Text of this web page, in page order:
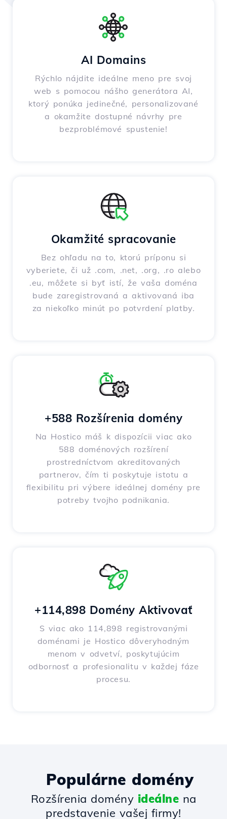
AI Domains
Rýchlo nájdite ideálne meno pre svoj
web s pomocou nášho generátora AI,
ktorý ponúka jedinečné, personalizované
a okamžite dostupné návrhy pre
bezproblémové spustenie!
Okamžité spracovanie
Bez ohľadu na to, ktorú príponu si
vyberiete, či už .com, .net, .org, .ro alebo
.eu, môžete si byť istí, že vaša doména
bude zaregistrovaná a aktivovaná iba
za niekoľko minút po potvrdení platby.
+588 Rozšírenia domény
Na Hostico máš k dispozícii viac ako
588 doménových rozšírení
prostredníctvom akreditovaných
partnerov, čím ti poskytuje istotu a
flexibilitu pri výbere ideálnej domény pre
potreby tvojho podnikania.
+114,898 Domény Aktivovať
S viac ako 114,898 registrovanými
doménami je Hostico dôveryhodným
menom v odvetví, poskytujúcim
odbornosť a profesionalitu v každej fáze
procesu.
Populárne domény
Rozšírenia domény ideálne na
predstavenie vašej firmy!